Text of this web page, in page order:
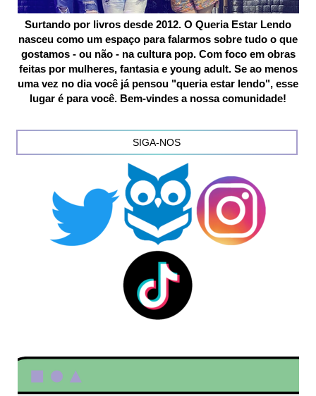
Surtando por livros desde 2012. O Queria Estar Lendo
nasceu como um espaço para falarmos sobre tudo o que
gostamos - ou não - na cultura pop. Com foco em obras
feitas por mulheres, fantasia e young adult. Se ao menos
uma vez no dia você já pensou "queria estar lendo", esse
lugar é para você. Bem-vindes a nossa comunidade!
SIGA-NOS